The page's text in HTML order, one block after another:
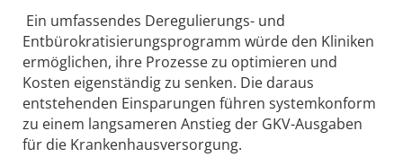
Ein umfassendes Deregulierungs- und
Entbürokratisierungsprogramm würde den Kliniken
ermöglichen, ihre Prozesse zu optimieren und
Kosten eigenständig zu senken. Die daraus
entstehenden Einsparungen führen systemkonform
zu einem langsameren Anstieg der GKV-Ausgaben
für die Krankenhausversorgung.